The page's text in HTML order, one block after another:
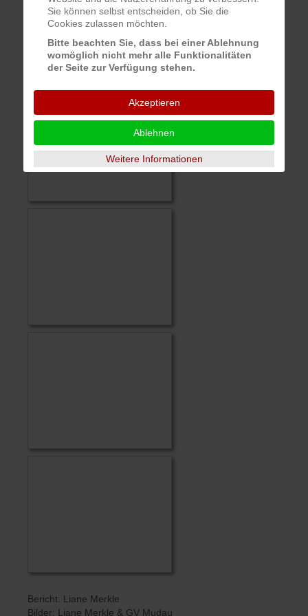
Bericht: Liane Merkle
Bilder: Liane Merkle & GV Mudau
Sie können selbst entscheiden, ob Sie die
Cookies zulassen möchten.
Bitte beachten Sie, dass bei einer Ablehnung
womöglich nicht mehr alle Funktionalitäten
der Seite zur Verfügung stehen.
Akzeptieren
Ablehnen
Weitere Informationen